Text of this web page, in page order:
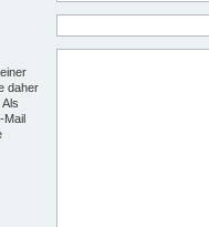
daher
Mail